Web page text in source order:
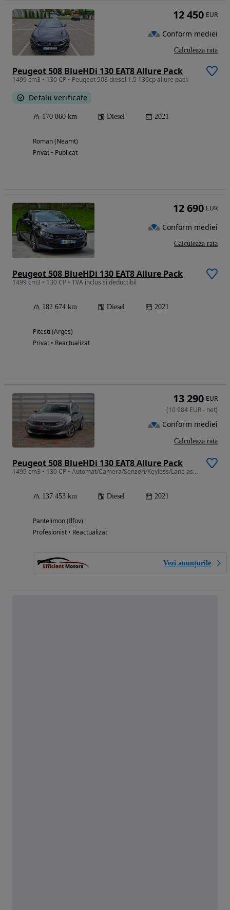
Peugeot 508 BlueHDi 130 EAT8 Allure Pack
1499 cm3 • 130 CP • Peugeot 508 diesel 1.5 130cp allure pack
Detalii verificate
170 860 km Diesel 2021
Roman (Neamt)
Privat • Publicat
12 450 EUR
Conform mediei
Calculeaza rata
Peugeot 508 BlueHDi 130 EAT8 Allure Pack
1499 cm3 • 130 CP • TVA inclus si deductibil
182 674 km Diesel 2021
Pitesti (Arges)
Privat • Reactualizat
12 690 EUR
Conform mediei
Calculeaza rata
Peugeot 508 BlueHDi 130 EAT8 Allure Pack
1499 cm3 • 130 CP • Automat/Camera/Senzori/Keyless/Lane assist/Dubluclim/Navi
137 453 km Diesel 2021
Pantelimon (Ilfov)
Profesionist • Reactualizat
Vezi anunțurile
13 290 EUR
(10 984 EUR- net)
Conform mediei
Calculeaza rata